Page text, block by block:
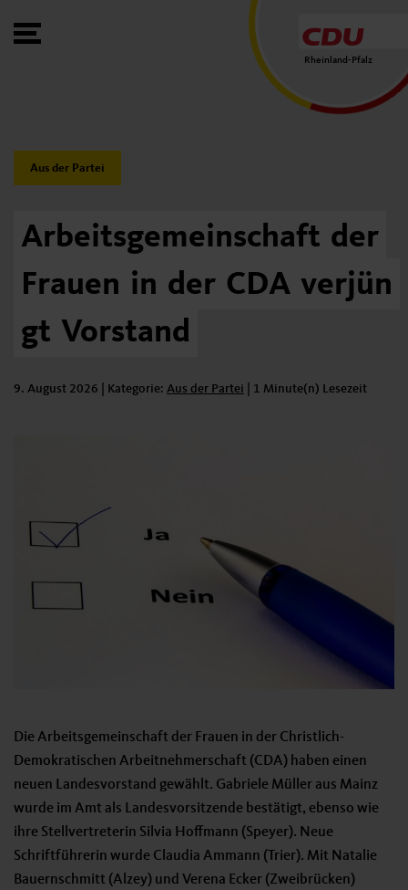
Toggle Menu
Rheinland-Pfalz
Category:
Aus der Partei
Arbeitsgemeinschaft der
Frauen in der CDA verjün
gt Vorstand
9. August 2026 | Kategorie: Kategorie:
Aus der Partei 1 Minute(n) Lesezeit
Die Arbeitsgemeinschaft der Frauen in der Christlich-
Demokratischen Arbeitnehmerschaft (CDA) haben einen
neuen Landesvorstand gewählt. Gabriele Müller aus Mainz
wurde im Amt als Landesvorsitzende bestätigt, ebenso wie
ihre Stellvertreterin Silvia Hoffmann (Speyer). Neue
Schriftführerin wurde Claudia Ammann (Trier). Mit Natalie
Bauernschmitt (Alzey) und Verena Ecker (Zweibrücken)